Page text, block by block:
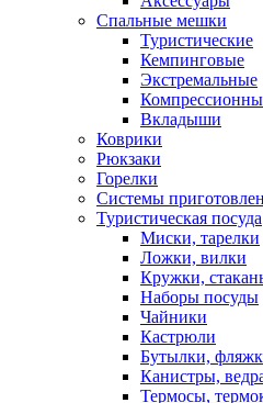
Спальные мешки
Туристические
Кемпинговые
Экстремальные
Вкладыши
Коврики
Рюкзаки
Горелки
Системы
Туристическая посуда
Миски, тарелки
Ложки, вилки
Кружки,
Наборы посуды
Чайники
Кастрюли
Бутылки,
Канистры,
Термосы,